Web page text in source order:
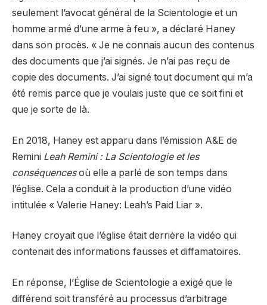
seulement l’avocat général de la Scientologie et un
homme armé d’une arme à feu », a déclaré Haney
dans son procès. « Je ne connais aucun des contenus
des documents que j’ai signés. Je n’ai pas reçu de
copie des documents. J’ai signé tout document qui m’a
été remis parce que je voulais juste que ce soit fini et
que je sorte de là.
En 2018, Haney est apparu dans l’émission A&E de
Remini Leah Remini : La Scientologie et les
conséquencesoù elle a parlé de son temps dans
l’église. Cela a conduit à la production d’une vidéo
intitulée « Valerie Haney: Leah’s Paid Liar ».
Haney croyait que l’église était derrière la vidéo qui
contenait des informations fausses et diffamatoires.
En réponse, l’Église de Scientologie a exigé que le
différend soit transféré au processus d’arbitrage